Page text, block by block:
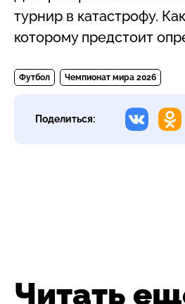
турнир в катастрофу.
которому предстоит
Футбол Чемпионат мира 2026
Поделиться:
Читать